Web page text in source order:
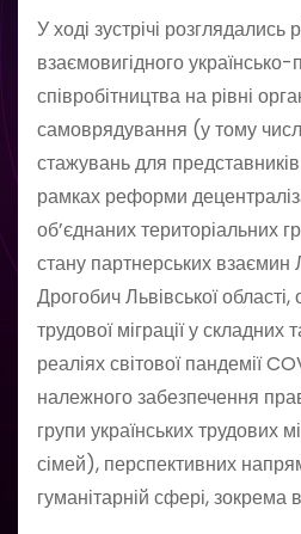
У ході зустрічі розглядались
взаємовигідного українсько-
співробітництва на рівні
самоврядування (у тому числі
стажувань для
рамках реформи
об’єднаних територіальних
стану партнерських взаємин
Дрогобич Львівської
трудової міграції у
реаліях світової пандемії
належного забезпечення
групи українських трудових
сімей), перспективних
гуманітарній сфері, зокрема в